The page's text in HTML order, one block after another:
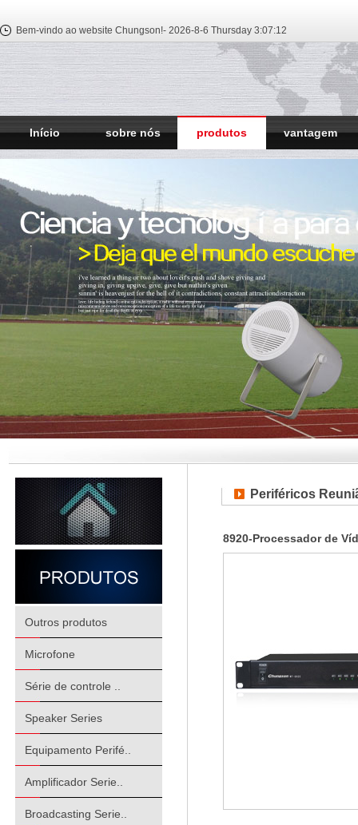
Bem-vindo ao website Chungson!- 2026-8-6 Thursday 3:07:13
Início sobre nós produtos vantagem
Outros produtos
Microfone
Série de controle ..
Speaker Series
Equipamento Perifé..
Amplificador Serie..
Broadcasting Serie..
Periféricos
8920-Processador de